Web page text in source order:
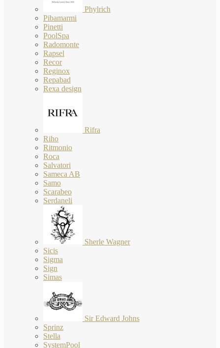
Phylrich
Pibamarmi
Pinetti
PoolSpa
Radomonte
Rapsel
Recor
Reginox
Repabad
Rexa design
Rifra
Riho
Ritmonio
Roca
Salvatori
Sameca AB
Samo
Scarabeo
Serdaneli
Sherle Wagner
Sicis
Sigma
Sign
Simas
Sir Edward Johns
Sprinz
Stella
SystemPool